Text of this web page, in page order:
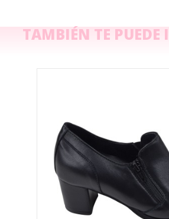
TAMBIÉN TE PUEDE